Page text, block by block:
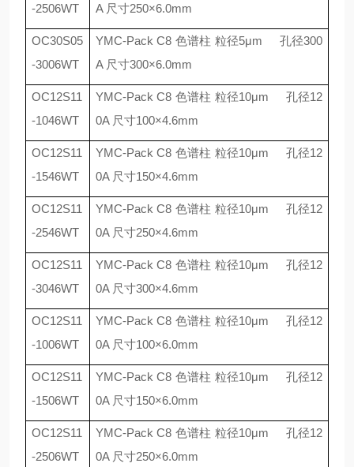
-2506WT
A 尺寸250×6.0mm
OC30S05
-3006WT
YMC-Pack C8 色谱柱 粒径5μm 孔径300
A 尺寸300×6.0mm
OC12S11
-1046WT
YMC-Pack C8 色谱柱 粒径10μm 孔径12
0A 尺寸100×4.6mm
OC12S11
-1546WT
YMC-Pack C8 色谱柱 粒径10μm 孔径12
0A 尺寸150×4.6mm
OC12S11
-2546WT
YMC-Pack C8 色谱柱 粒径10μm 孔径12
0A 尺寸250×4.6mm
OC12S11
-3046WT
YMC-Pack C8 色谱柱 粒径10μm 孔径12
0A 尺寸300×4.6mm
OC12S11
-1006WT
YMC-Pack C8 色谱柱 粒径10μm 孔径12
0A 尺寸100×6.0mm
OC12S11
-1506WT
YMC-Pack C8 色谱柱 粒径10μm 孔径12
0A 尺寸150×6.0mm
OC12S11
-2506WT
YMC-Pack C8 色谱柱 粒径10μm 孔径12
0A 尺寸250×6.0mm